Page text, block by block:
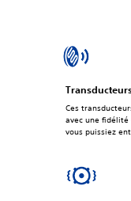
Ces
avec une
vous puissiez